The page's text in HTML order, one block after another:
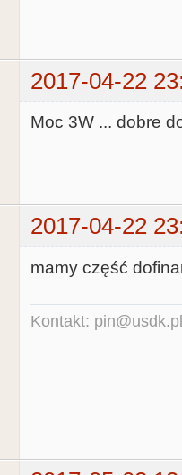
2017-04-22
Moc 3W ... dobre
2017-04-22
mamy część
Kontakt: pin@usdk.pl